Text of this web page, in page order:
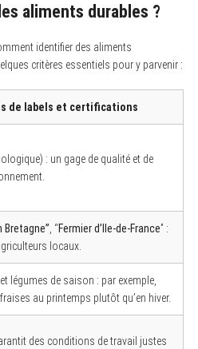
aliments durables ?
identifier des aliments
critères essentiels pour y parvenir :
de labels et certifications
: un gage de qualité et de
Bretagne” , “Fermier d’Ile-de-France” :
locaux.
légumes de saison : par exemple,
au printemps plutôt qu’en hiver.
des conditions de travail justes